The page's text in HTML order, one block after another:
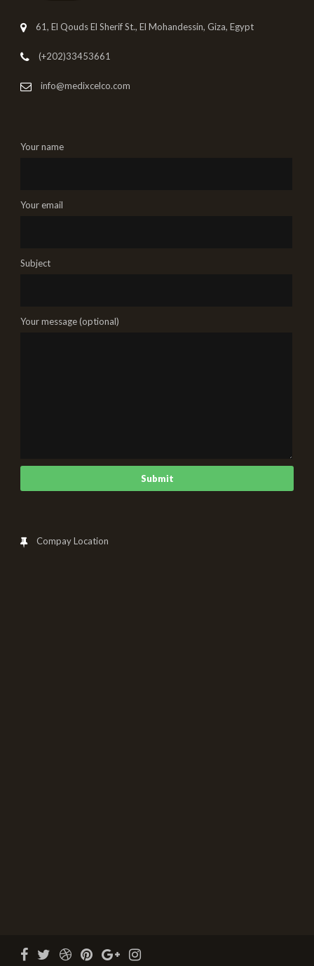
61, El Qouds El Sherif St., El Mohandessin, Giza, Egypt
(+202)33453661
info@medixcelco.com
Your name
Your email
Subject
Your message (optional)
Compay Location